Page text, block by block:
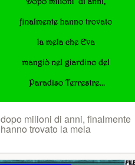
dopo milioni di anni, finalmente
hanno trovato la mela